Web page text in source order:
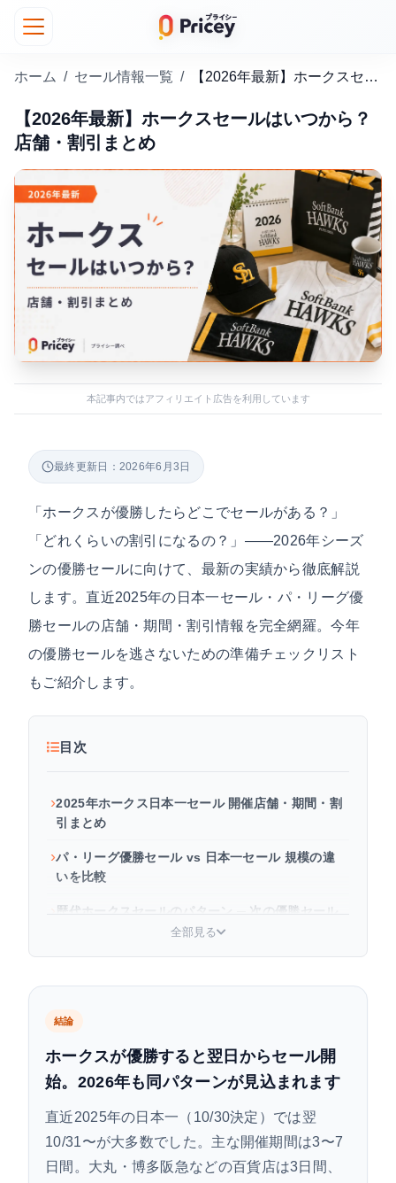
ホーム / セール情報一覧 / 【2026年最新】ホークスセールはいつから？店舗・割引まとめ
【2026年最新】ホークスセールはいつから？
店舗・割引まとめ
本記事内ではアフィリエイト広告を利用しています
最終更新日：2026年6月3日
「ホークスが優勝したらどこでセールがある？」
「どれくらいの割引になるの？」——2026年シーズ
ンの優勝セールに向けて、最新の実績から徹底解説
します。直近2025年の日本一セール・パ・リーグ優
勝セールの店舗・期間・割引情報を完全網羅。今年
の優勝セールを逃さないための準備チェックリスト
もご紹介します。
目次
2025年ホークス日本一セール 開催店舗・期間・割
引まとめ
パ・リーグ優勝セール vs 日本一セール 規模の違
いを比較
歴代ホークスセールのパターン ─ 次の優勝セール
はいつ・どれくらい？全部見る
結論
ホークスが優勝すると翌日からセール開
始。2026年も同パターンが見込まれます
直近2025年の日本一（10/30決定）では翌
10/31〜が大多数でした。主な開催期間は3〜7
日間。大丸・博多阪急などの百貨店は3日間、